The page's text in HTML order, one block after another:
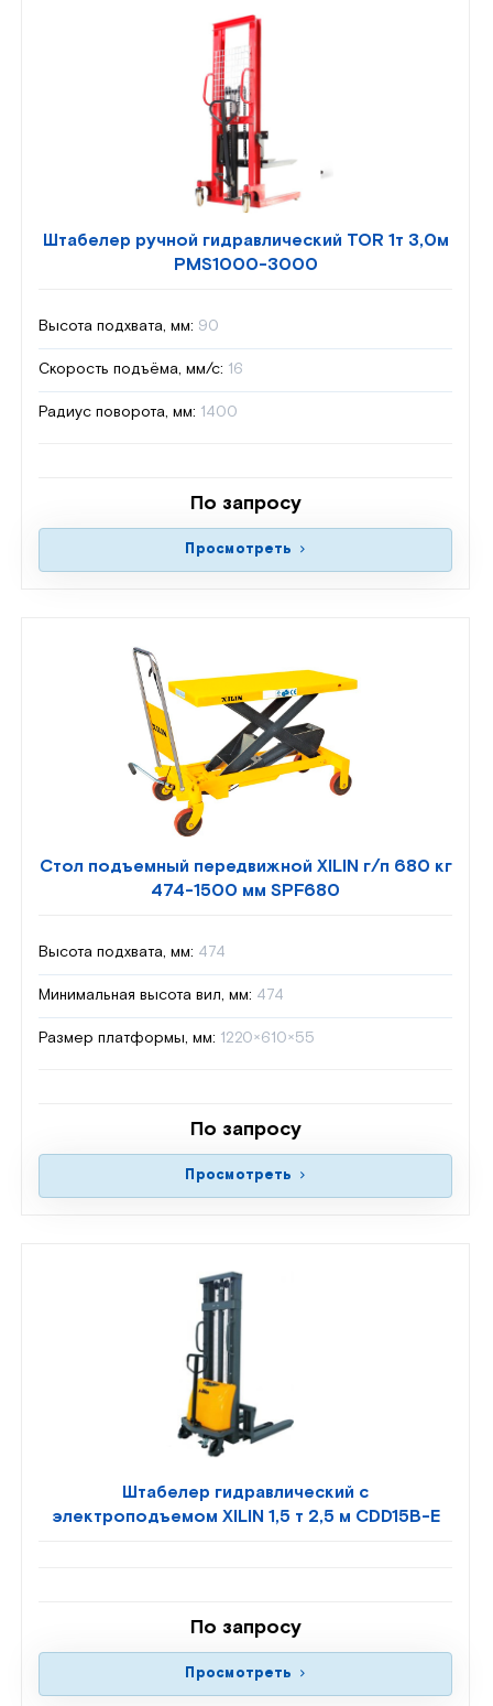
Штабелер ручной гидравлический TOR 1т 3,0м
PMS1000-3000
Высота подхвата, мм: 90
Скорость подъёма, мм/с: 16
Радиус поворота, мм: 1400
По запросу
Просмотреть
Стол подъемный передвижной XILIN г/п 680 кг
474-1500 мм SPF680
Высота подхвата, мм: 474
Минимальная высота вил, мм: 474
Размер платформы, мм: 1220×610×55
По запросу
Просмотреть
Штабелер гидравлический с
электроподъемом XILIN 1,5 т 2,5 м CDD15B-E
По запросу
Просмотреть